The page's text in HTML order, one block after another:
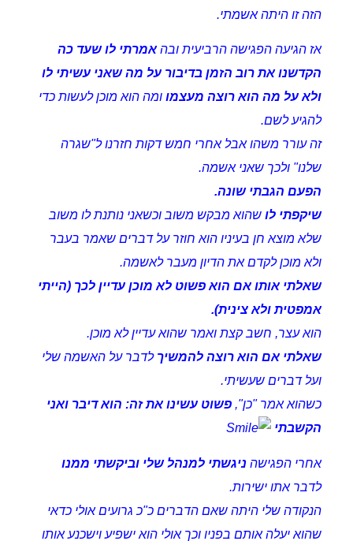
הזה זו היתה אשמתי.
אז הגיעה הפגישה הרביעית ובה אמרתי לו שעד כה
הקדשנו את רוב הזמן בדיבור על מה שאני עשיתי לו
ולא על מה הוא רוצה מעצמו ומה הוא מוכן לעשות כדי
להגיע לשם.
זה עורר משהו אבל אחרי חמש דקות חזרנו ל"שגרה
שלנו" ולכך שאני אשמה.
הפעם הגבתי שונה.
שיקפתי לו שהוא מבקש משוב וכשאני נותנת לו משוב
שלא מוצא חן בעיניו הוא חוזר על דברים שאמר בעבר
ולא מוכן לקדם את הדיון מעבר לאשמה.
שאלתי אותו אם הוא פשוט לא מוכן עדיין לכך (הייתי
אמפטית ולא צינית).
הוא עצר, חשב קצת ואמר שהוא עדיין לא מוכן.
שאלתי אם הוא רוצה להמשיך לדבר על האשמה שלי
ועל דברים שעשיתי.
כשהוא אמר "כן", פשוט עשינו את זה: הוא דיבר ואני
הקשבתי
אחרי הפגישה ניגשתי למנהל שלי וביקשתי ממנו
לדבר אתו ישירות.
הנקודה שלי היתה שאם הדברים כ"כ גרועים אולי כדאי
שהוא יעלה אותם בפניו וכך אולי הוא ישפיע וישכנע אותו